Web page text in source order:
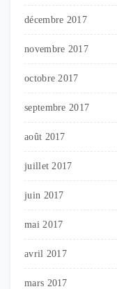
décembre 2017
novembre 2017
octobre 2017
septembre 2017
août 2017
juillet 2017
juin 2017
mai 2017
avril 2017
mars 2017